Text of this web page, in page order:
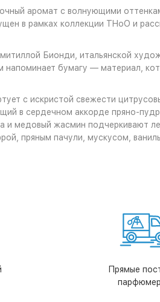
аромат с волнующими
в рамках коллекции THoO и
Бионди, итальянской
бумагу — материал,
с искристой свежести
в сердечном аккорде пряно-
и медовый жасмин подчеркивают
пряным пачули, мускусом,
Прямые